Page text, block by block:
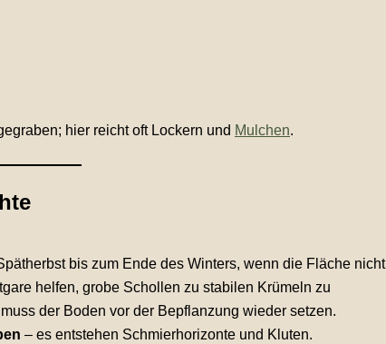
hier reicht oft Lockern und Mulchen.
bis zum Ende des Winters, wenn die Fläche nicht
helfen, grobe Schollen zu stabilen Krümeln zu
der Boden vor der Bepflanzung wieder setzen.
– es entstehen Schmierhorizonte und Kluten.